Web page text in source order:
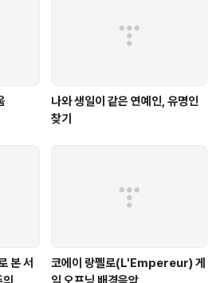
나와 생일이 같은 연예인, 유명인
찾기
본 서
코에이 랑펠로(L'Empereur) 게